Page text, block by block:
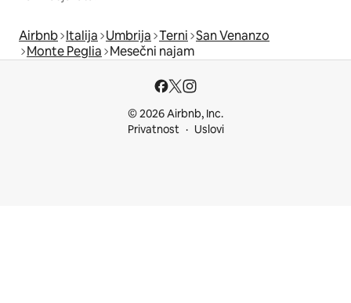
Airbnb Italija Umbrija Terni San Venanzo
Monte Peglia Mesečni najam
© 2026 Airbnb, Inc.
Privatnost
Uslovi